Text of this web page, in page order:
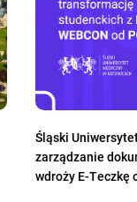
Śląski
zarządzanie
wdroży E-Teczkę